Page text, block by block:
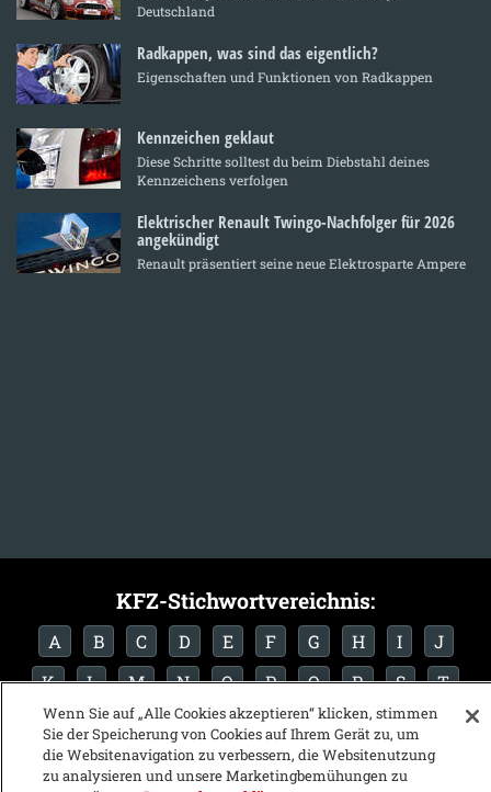
Deutschland
Radkappen, was sind das eigentlich?
Eigenschaften und Funktionen von Radkappen
Kennzeichen geklaut
Diese Schritte solltest du beim Diebstahl deines
Kennzeichens verfolgen
Elektrischer Renault Twingo-Nachfolger für 2026
angekündigt
Renault präsentiert seine neue Elektrosparte Ampere
KFZ-Stichwortvereichnis:
A B C D E F G H I
J
K
L M N O P Q R S
T
U
V W X Y Z
Wenn Sie auf „Alle Cookies akzeptieren“ klicken, stimmen
Sie der Speicherung von Cookies auf Ihrem Gerät zu, um
die Websitenavigation zu verbessern, die Websitenutzung
zu analysieren und unsere Marketingbemühungen zu